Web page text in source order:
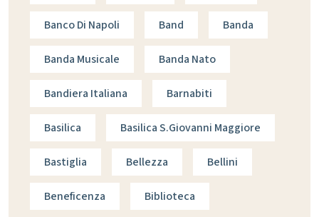
Banco Di Napoli Band Banda
Banda Musicale Banda Nato
Bandiera Italiana Barnabiti
Basilica Basilica S.giovanni Maggiore
Bastiglia Bellezza Bellini
Beneficenza Biblioteca